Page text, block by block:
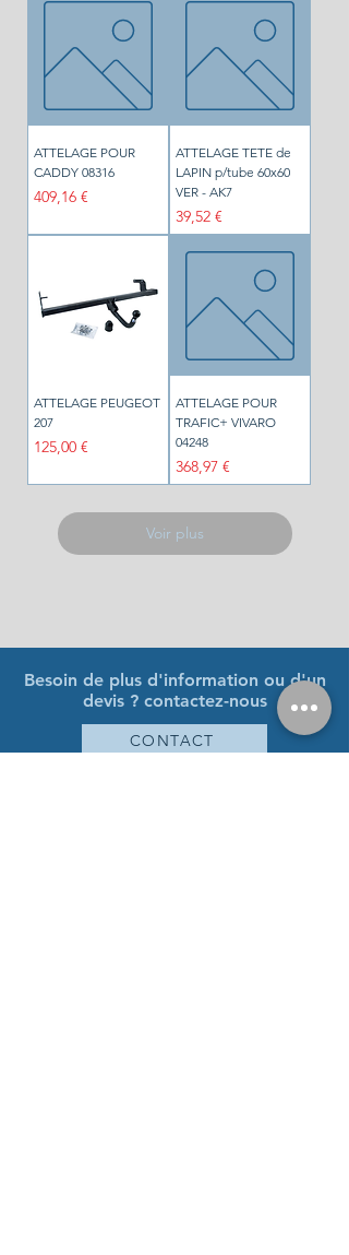
ATTELAGE POUR
CADDY 08316
Prix
409,16 €
ATTELAGE TETE de
LAPIN p/tube 60x60
VER - AK7
Prix
39,52 €
ATTELAGE PEUGEOT
207
Prix
125,00 €
ATTELAGE POUR
TRAFIC+ VIVARO
04248
Prix
368,97 €
Voir plus
Besoin de plus d'information ou d'un
devis ? contactez-nous
CONTACT